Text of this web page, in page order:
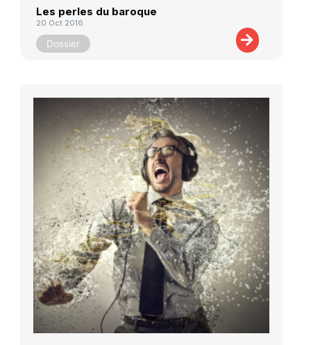
Les perles du baroque
20 Oct 2016
Dossier